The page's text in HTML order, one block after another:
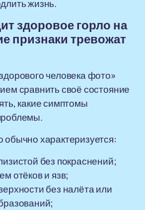
жизнь.
здоровое горло на
признаки тревожат
человека фото»
сравнить своё состояние
какие симптомы
обычно характеризуется:
без покраснений;
отёков и язв;
без налёта или